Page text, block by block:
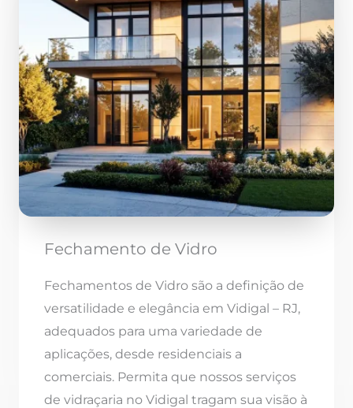
Fechamento de Vidro
Fechamentos de Vidro são a definição de
versatilidade e elegância em Vidigal – RJ,
adequados para uma variedade de
aplicações, desde residenciais a
comerciais. Permita que nossos serviços
de vidraçaria no Vidigal tragam sua visão à